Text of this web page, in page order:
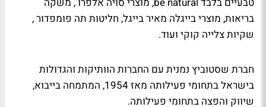
בריאות, מוצרי בייגלה מאיר בייגל, חליטות תה פומפדור ,
שקיות צלייה קוקי ועוד.
חברת שסטוביץ נמנית עם החברות הוותיקות והגדולות
בישראל בתחומי פעילותה מאז 1954, המתמחה בייבוא,
שיווק והפצה בתחומי פעילותה.